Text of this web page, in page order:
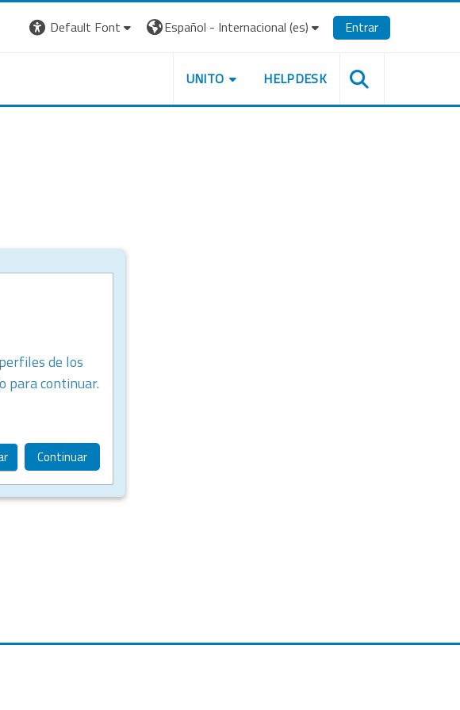
Default Font
Español - Internacional ‎(es)‎ Entrar
UNITO HELPDESK
de los
para continuar.
Continuar